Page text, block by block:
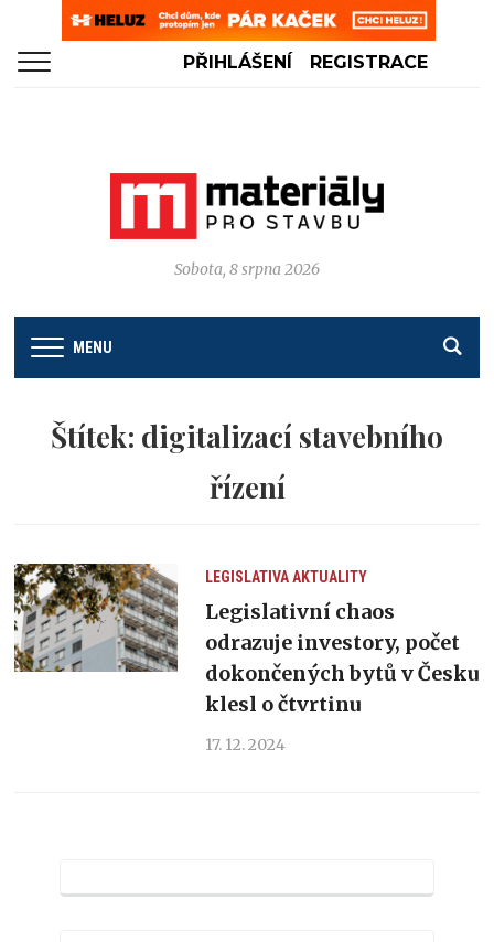
PŘIHLÁŠENÍ REGISTRACE
Sobota, 8 srpna 2026
MENU
Štítek: digitalizací stavebního
řízení
LEGISLATIVAAKTUALITY
Legislativní chaos
odrazuje investory, počet
dokončených bytů v Česku
klesl o čtvrtinu
17. 12. 2024